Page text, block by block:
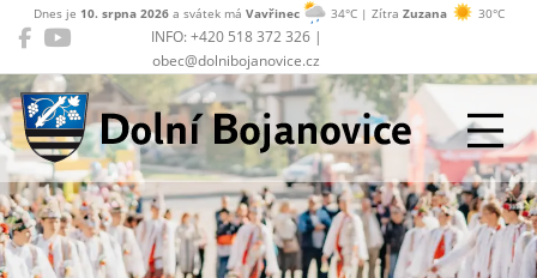
INFO: +420 518 372 326 |
obec@dolnibojanovice.cz
Dnes je 10. srpna 2026a svátek má Vavřinec 34°C | Zítra Zuzana 30°C
Dolní Bojanovice